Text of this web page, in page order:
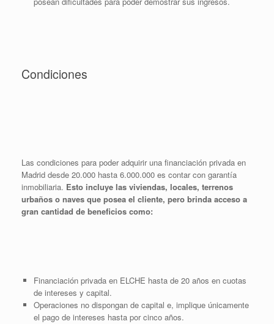
Condiciones
Las condiciones para poder adquirir una financiación privada en
Madrid desde 20.000 hasta 6.000.000 es contar con garantía
inmobiliaria. Esto incluye las viviendas, locales, terrenos
urbaños o naves que posea el cliente, pero brinda acceso a
gran cantidad de beneficios como:
Financiación privada en ELCHE hasta de 20 años en cuotas
de intereses y capital.
Operaciones no dispongan de capital e, implique únicamente
el pago de intereses hasta por cinco años.